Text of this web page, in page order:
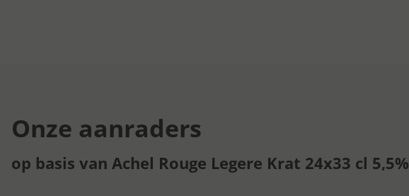
Onze aanraders
op basis van Achel Rouge Legere Krat 24x33 cl 5,5%